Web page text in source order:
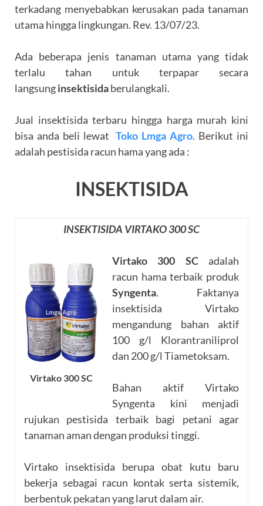
terkadang menyebabkan kerusakan pada tanaman
utama hingga lingkungan. Rev. 13/07/23.
Ada beberapa jenis tanaman utama yang tidak
terlalu tahan untuk terpapar secara
langsunginsektisidaberulangkali.
Jual insektisida terbaru hingga harga murah kini
bisa anda beli lewatToko Lmga Agro. Berikut ini
adalah pestisida racun hama yang ada :
INSEKTISIDA
INSEKTISIDA VIRTAKO 300 SC
Virtako 300 SC
Virtako 300 SCadalah
racun hama terbaik produk
Syngenta. Faktanya
insektisida Virtako
mengandung bahan aktif
100 g/l Klorantraniliprol
dan 200 g/l Tiametoksam.
Bahan aktif Virtako
Syngenta kini menjadi
rujukan pestisida terbaik bagi petani agar
tanaman aman dengan produksi tinggi.
Virtako insektisida berupa obat kutu baru
bekerja sebagai racun kontak serta sistemik,
berbentuk pekatan yang larut dalam air.